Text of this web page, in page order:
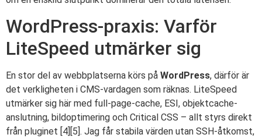
WordPress-praxis: Varför
LiteSpeed utmärker sig
En stor del av webbplatserna körs på WordPress, därför är
det verkligheten i CMS-vardagen som räknas. LiteSpeed
utmärker sig här med full-page-cache, ESI, objektcache-
anslutning, bildoptimering och Critical CSS – allt styrs direkt
från pluginet [4][5]. Jag får stabila värden utan SSH-åtkomst,